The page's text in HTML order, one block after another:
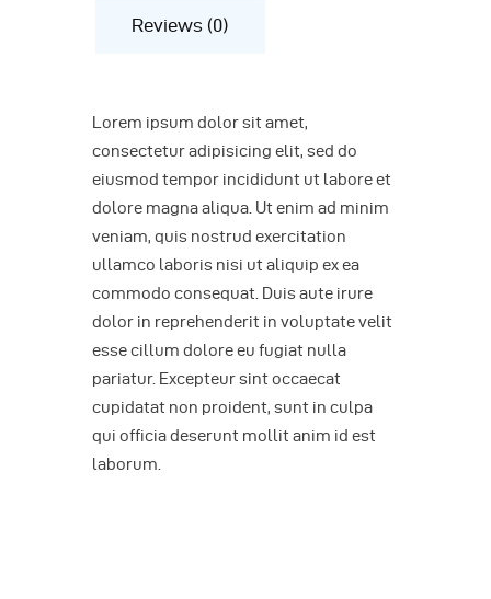
Reviews (0)
Lorem ipsum dolor sit amet,
consectetur adipisicing elit, sed do
eiusmod tempor incididunt ut labore et
dolore magna aliqua. Ut enim ad minim
veniam, quis nostrud exercitation
ullamco laboris nisi ut aliquip ex ea
commodo consequat. Duis aute irure
dolor in reprehenderit in voluptate velit
esse cillum dolore eu fugiat nulla
pariatur. Excepteur sint occaecat
cupidatat non proident, sunt in culpa
qui officia deserunt mollit anim id est
laborum.